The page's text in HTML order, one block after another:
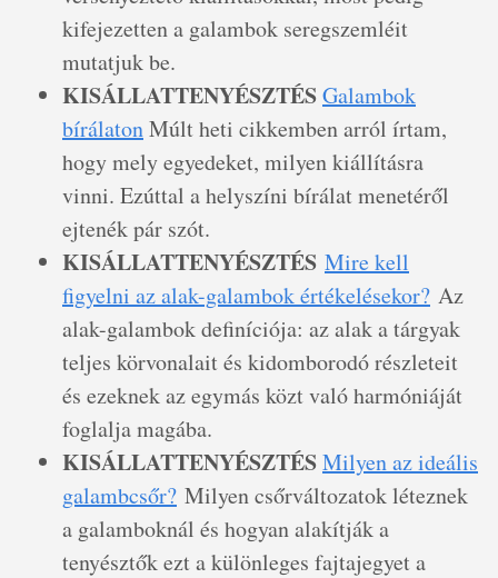
kifejezetten a galambok seregszemléit
mutatjuk be.
KISÁLLATTENYÉSZTÉSGalambok
bírálatonMúlt heti cikkemben arról írtam,
hogy mely egyedeket, milyen kiállításra
vinni. Ezúttal a helyszíni bírálat menetéről
ejtenék pár szót.
KISÁLLATTENYÉSZTÉS Mire kell
figyelni az alak-galambok értékelésekor? Az
alak-galambok definíciója: az alak a tárgyak
teljes körvonalait és kidomborodó részleteit
és ezeknek az egymás közt való harmóniáját
foglalja magába.
KISÁLLATTENYÉSZTÉSMilyen az ideális
galambcsőr? Milyen csőrváltozatok léteznek
a galamboknál és hogyan alakítják a
tenyésztők ezt a különleges fajtajegyet a